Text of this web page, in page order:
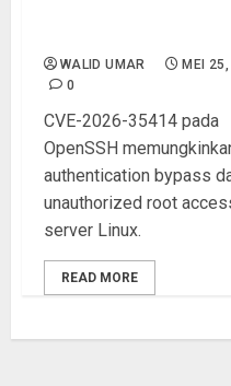
WALID UMAR
MEI
0
CVE-2026-35414 pada
OpenSSH
authentication bypass
unauthorized root
server Linux.
READ MORE